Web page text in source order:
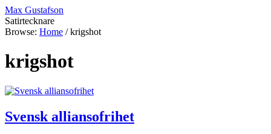
Max Gustafson
Satirtecknare
Browse: Home / krigshot
krigshot
Svensk alliansofrihet